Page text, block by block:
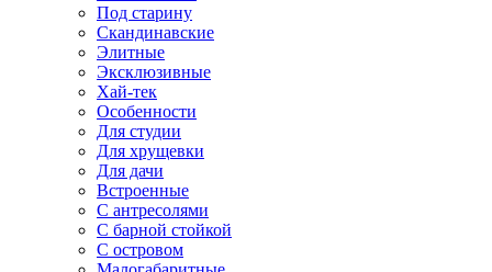
Под старину
Скандинавские
Элитные
Эксклюзивные
Хай-тек
Особенности
Для студии
Для хрущевки
Для дачи
Встроенные
С антресолями
С барной стойкой
С островом